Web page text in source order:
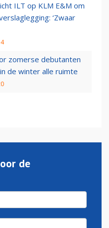
ILT op KLM E&M om
‘Zwaar
zomerse debutanten
de winter alle ruimte
de